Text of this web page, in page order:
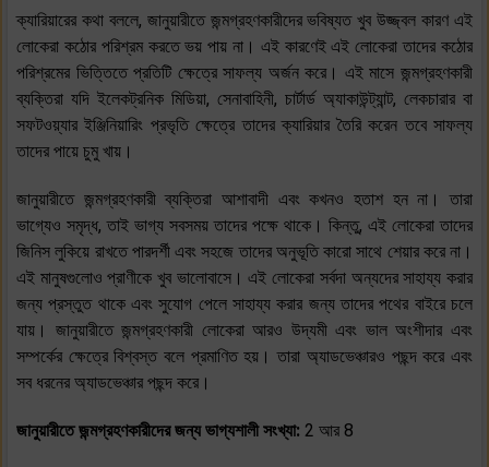
ক্যারিয়ারের কথা বললে, জানুয়ারীতে জন্মগ্রহণকারীদের ভবিষ্যত খুব উজ্জ্বল কারণ এই
লোকেরা কঠোর পরিশ্রম করতে ভয় পায় না। এই কারণেই এই লোকেরা তাদের কঠোর
পরিশ্রমের ভিত্তিতে প্রতিটি ক্ষেত্রে সাফল্য অর্জন করে। এই মাসে জন্মগ্রহণকারী
ব্যক্তিরা যদি ইলেকট্রনিক মিডিয়া, সেনাবাহিনী, চার্টার্ড অ্যাকাউন্ট্যান্ট, লেকচারার বা
সফটওয়্যার ইঞ্জিনিয়ারিং প্রভৃতি ক্ষেত্রে তাদের ক্যারিয়ার তৈরি করেন তবে সাফল্য
তাদের পায়ে চুমু খায়।
জানুয়ারীতে জন্মগ্রহণকারী ব্যক্তিরা আশাবাদী এবং কখনও হতাশ হন না। তারা
ভাগ্যেও সমৃদ্ধ, তাই ভাগ্য সবসময় তাদের পক্ষে থাকে। কিন্তু, এই লোকেরা তাদের
জিনিস লুকিয়ে রাখতে পারদর্শী এবং সহজে তাদের অনুভূতি কারো সাথে শেয়ার করে না।
এই মানুষগুলোও প্রাণীকে খুব ভালোবাসে। এই লোকেরা সর্বদা অন্যদের সাহায্য করার
জন্য প্রস্তুত থাকে এবং সুযোগ পেলে সাহায্য করার জন্য তাদের পথের বাইরে চলে
যায়। জানুয়ারীতে জন্মগ্রহণকারী লোকেরা আরও উদ্যমী এবং ভাল অংশীদার এবং
সম্পর্কের ক্ষেত্রে বিশ্বস্ত বলে প্রমাণিত হয়। তারা অ্যাডভেঞ্চারও পছন্দ করে এবং
সব ধরনের অ্যাডভেঞ্চার পছন্দ করে।
জানুয়ারীতে জন্মগ্রহণকারীদের জন্য ভাগ্যশালী সংখ্যা: 2 আর 8